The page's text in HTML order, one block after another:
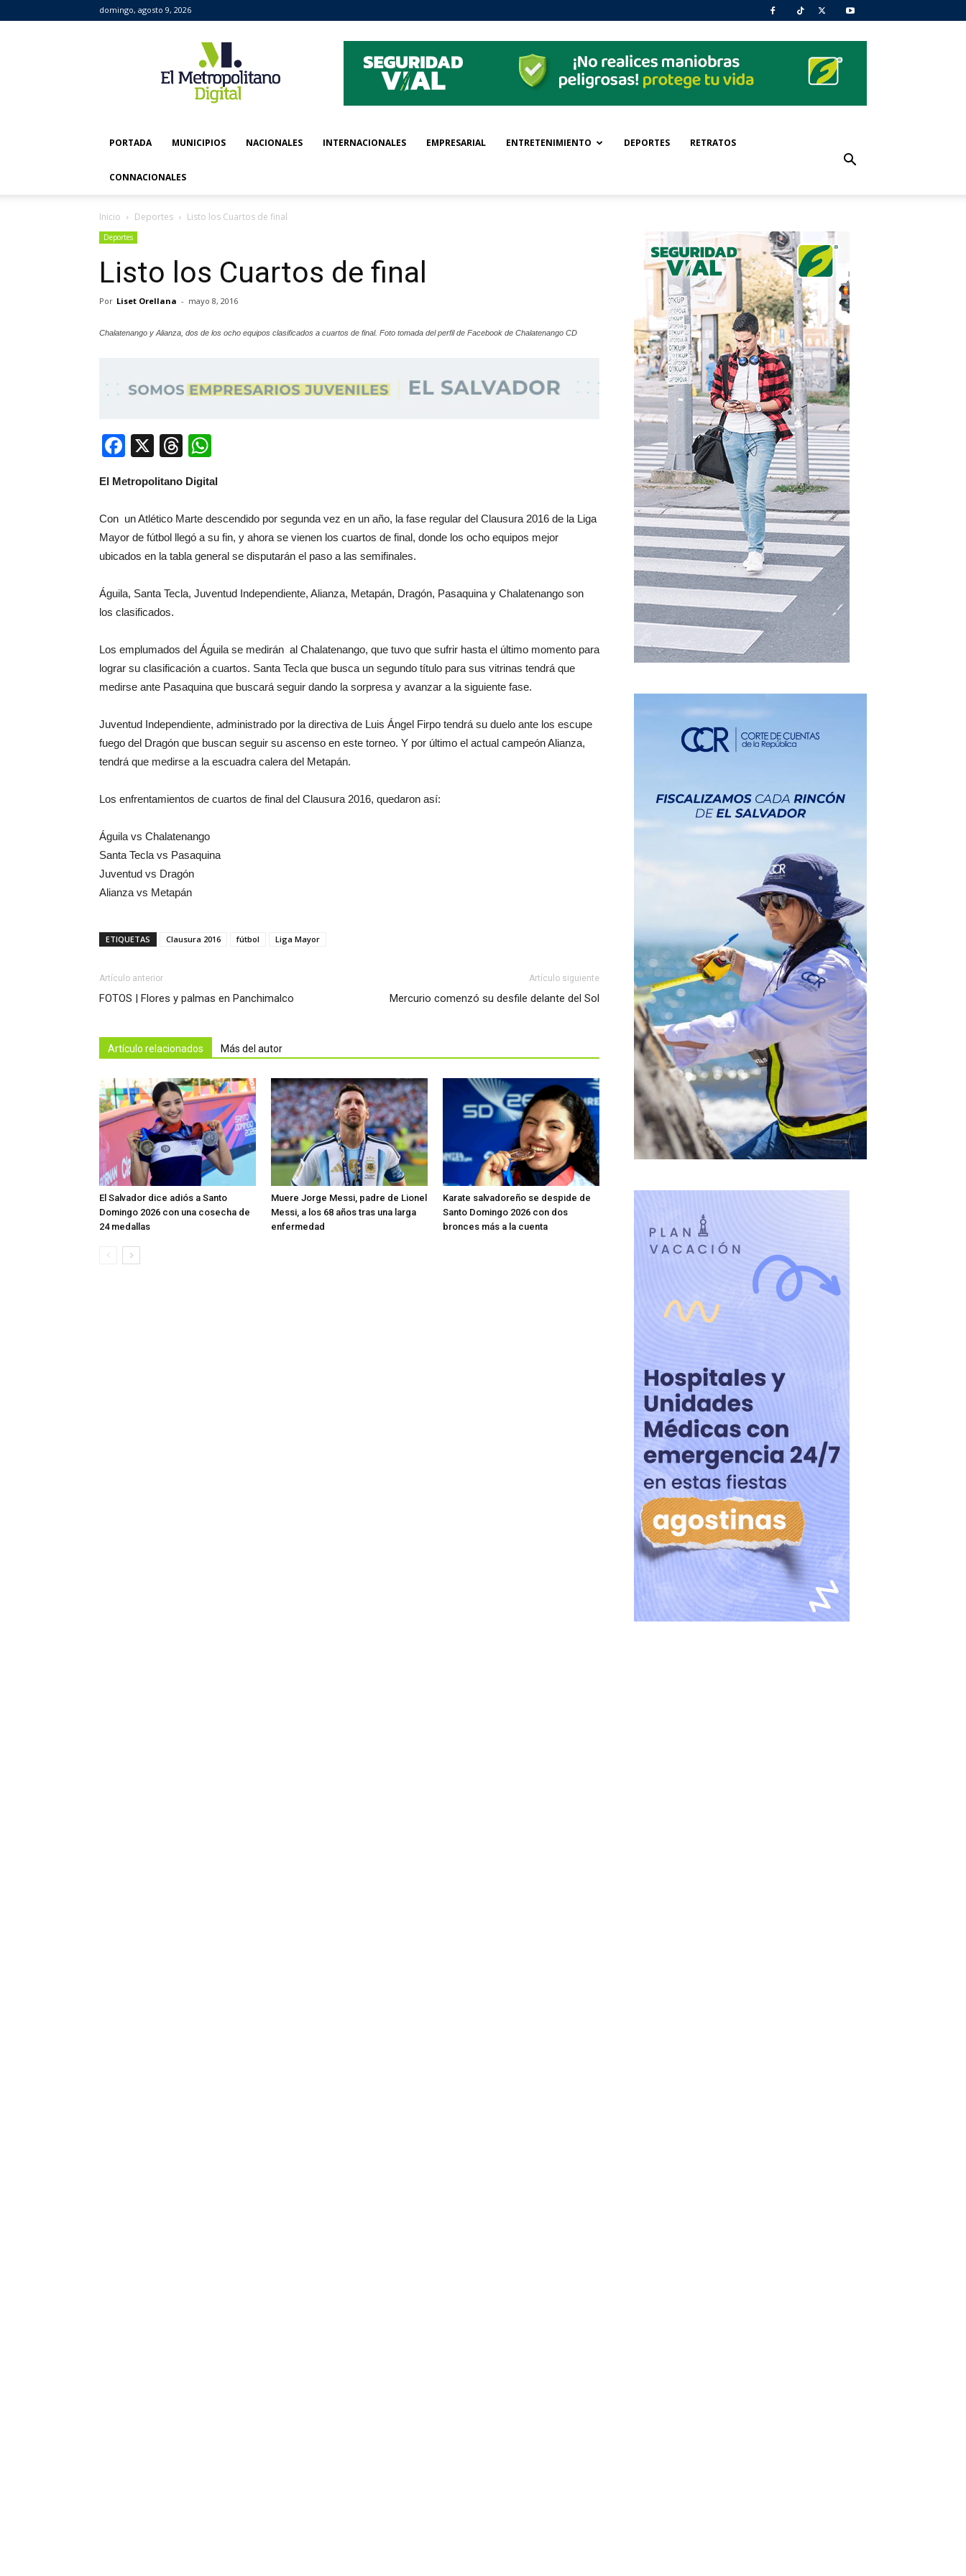
domingo, agosto 9, 2026
Metropolitano
Digital
PORTADA MUNICIPIOS NACIONALES INTERNACIONALES EMPRESARIAL ENTRETENIMIENTO DEPORTES RETRATOS
CONNACIONALES
Inicio Deportes Listo los Cuartos de final
Deportes
Listo los Cuartos de final
Por Liset Orellana - mayo 8, 2016
Chalatenango y Alianza, dos de los ocho equipos clasificados a cuartos de final. Foto tomada del perfil de Facebook de Chalatenango CD
Facebook
X Threads
El Metropolitano Digital
Con un Atlético Marte descendido por segunda vez en un año, la fase regular del Clausura 2016 de la Liga
Mayor de fútbol llegó a su fin, y ahora se vienen los cuartos de final, donde los ocho equipos mejor
ubicados en la tabla general se disputarán el paso a las semifinales.
Águila, Santa Tecla, Juventud Independiente, Alianza, Metapán, Dragón, Pasaquina y Chalatenango son
los clasificados.
Los emplumados del Águila se medirán al Chalatenango, que tuvo que sufrir hasta el último momento para
lograr su clasificación a cuartos. Santa Tecla que busca un segundo título para sus vitrinas tendrá que
medirse ante Pasaquina que buscará seguir dando la sorpresa y avanzar a la siguiente fase.
Juventud Independiente, administrado por la directiva de Luis Ángel Firpo tendrá su duelo ante los escupe
fuego del Dragón que buscan seguir su ascenso en este torneo. Y por último el actual campeón Alianza,
tendrá que medirse a la escuadra calera del Metapán.
Los enfrentamientos de cuartos de final del Clausura 2016, quedaron así:
Águila vs Chalatenango
Santa Tecla vs Pasaquina
Juventud vs Dragón
Alianza vs Metapán
ETIQUETAS Clausura 2016 fútbol Liga Mayor
Artículo anterior
FOTOS | Flores y palmas en Panchimalco
Artículo siguiente
Mercurio comenzó su desfile delante del Sol
Artículo relacionados Más del autor
El Salvador dice adiós a Santo
Domingo 2026 con una cosecha de
24 medallas
Muere Jorge Messi, padre de Lionel
Messi, a los 68 años tras una larga
enfermedad
Karate salvadoreño se despide de
Santo Domingo 2026 con dos
bronces más a la cuenta